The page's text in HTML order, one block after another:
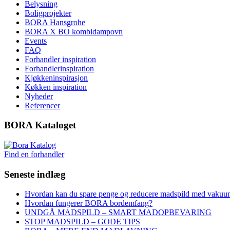
Belysning
Boligprojekter
BORA Hansgrohe
BORA X BO kombidampovn
Events
FAQ
Forhandler inspiration
Forhandlerinspiration
Kjøkkeninspirasjon
Køkken inspiration
Nyheder
Referencer
BORA Kataloget
Find en forhandler
Seneste indlæg
Hvordan kan du spare penge og reducere madspild med
Hvordan fungerer BORA bordemfang?
UNDGÅ MADSPILD – SMART MADOPBEVARING
STOP MADSPILD – GODE TIPS